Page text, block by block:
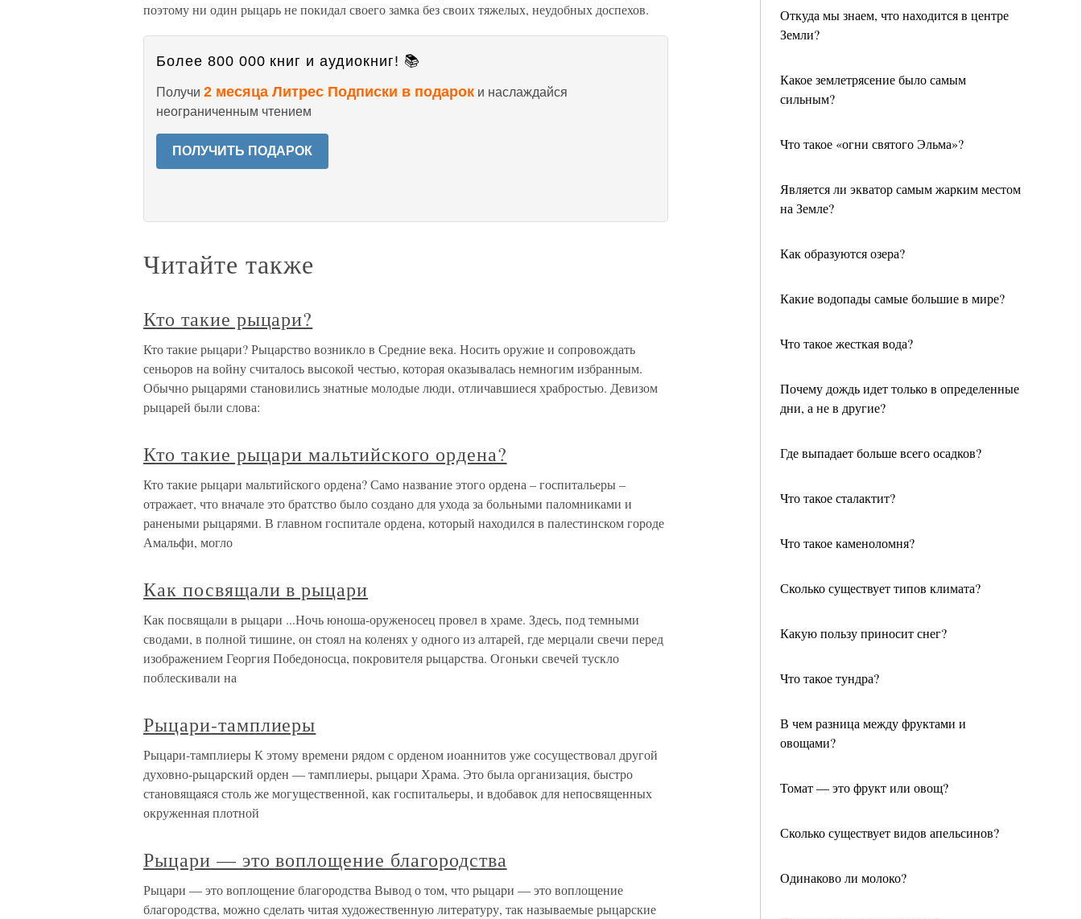
Откуда мы знаем, что находится в центре
Земли?
Какое землетрясение было самым
сильным?
Что такое «огни святого Эльма»?
Является ли экватор самым жарким местом
на Земле?
Как образуются озера?
Какие водопады самые большие в мире?
Что такое жесткая вода?
Почему дождь идет только в определенные
дни, а не в другие?
Где выпадает больше всего осадков?
Что такое сталактит?
Что такое каменоломня?
Сколько существует типов климата?
Какую пользу приносит снег?
Что такое тундра?
В чем разница между фруктами и
овощами?
Томат — это фрукт или овощ?
Сколько существует видов апельсинов?
Одинаково ли молоко?
поэтому ни один рыцарь не покидал своего замка без своих тяжелых, неудобных доспехов.
Более 800 000 книг и аудиокниг! 📚
Получи 2 месяца Литрес Подписки в подарок и наслаждайся
неограниченным чтением
ПОЛУЧИТЬ ПОДАРОК
Читайте также
Кто такие рыцари?
Кто такие рыцари? Рыцарство возникло в Средние века. Носить оружие и сопровождать
сеньоров на войну считалось высокой честью, которая оказывалась немногим избранным.
Обычно рыцарями становились знатные молодые люди, отличавшиеся храбростью. Девизом
рыцарей были слова:
Кто такие рыцари мальтийского ордена?
Кто такие рыцари мальтийского ордена? Само название этого ордена – госпитальеры –
отражает, что вначале это братство было создано для ухода за больными паломниками и
ранеными рыцарями. В главном госпитале ордена, который находился в палестинском городе
Амальфи, могло
Как посвящали в рыцари
Как посвящали в рыцари ...Ночь юноша-оруженосец провел в храме. Здесь, под темными
сводами, в полной тишине, он стоял на коленях у одного из алтарей, где мерцали свечи перед
изображением Георгия Победоносца, покровителя рыцарства. Огоньки свечей тускло
поблескивали на
Рыцари-тамплиеры
Рыцари-тамплиеры К этому времени рядом с орденом иоаннитов уже сосуществовал другой
духовно-рыцарский орден — тамплиеры, рыцари Храма. Это была организация, быстро
становящаяся столь же могущественной, как госпитальеры, и вдобавок для непосвященных
окруженная плотной
Рыцари — это воплощение благородства
Рыцари — это воплощение благородства Вывод о том, что рыцари — это воплощение
благородства, можно сделать читая художественную литературу, так называемые рыцарские